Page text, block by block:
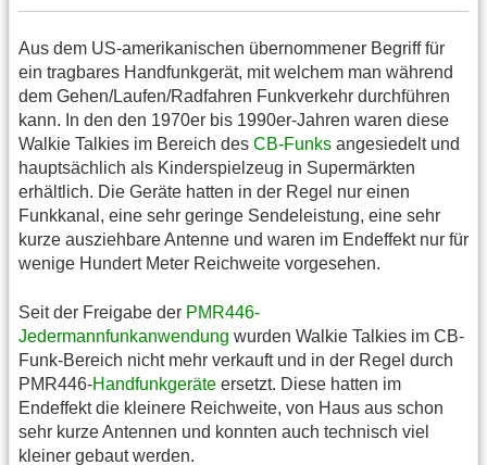
Aus dem US-amerikanischen übernommener Begriff für
ein tragbares Handfunkgerät, mit welchem man während
dem Gehen/Laufen/Radfahren Funkverkehr durchführen
kann. In den den 1970er bis 1990er-Jahren waren diese
Walkie Talkies im Bereich des CB-Funks angesiedelt und
hauptsächlich als Kinderspielzeug in Supermärkten
erhältlich. Die Geräte hatten in der Regel nur einen
Funkkanal, eine sehr geringe Sendeleistung, eine sehr
kurze ausziehbare Antenne und waren im Endeffekt nur für
wenige Hundert Meter Reichweite vorgesehen.
Seit der Freigabe der PMR446-
Jedermannfunkanwendung wurden Walkie Talkies im CB-
Funk-Bereich nicht mehr verkauft und in der Regel durch
PMR446-Handfunkgeräte ersetzt. Diese hatten im
Endeffekt die kleinere Reichweite, von Haus aus schon
sehr kurze Antennen und konnten auch technisch viel
kleiner gebaut werden.